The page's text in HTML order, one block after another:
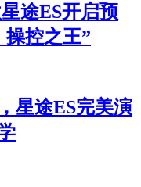
途ES开启预
控之王”
星途ES完美演